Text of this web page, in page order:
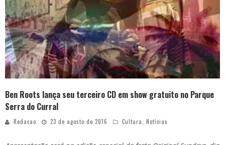
Ben Roots lança seu terceiro CD em show gratuito no Parque
Serra do Curral
Redacao 23 de agosto de 2016 Cultura, Notícias